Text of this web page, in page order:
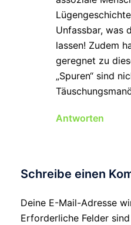
Unfassbar, was
lassen! Zudem
geregnet zu
„Spuren“ sind
Antworten
Schreibe einen
Deine E-Mail-Adresse
Erforderliche Felder